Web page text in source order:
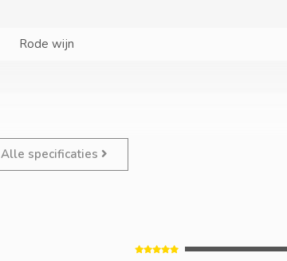
Rode wijn
Alle specificaties